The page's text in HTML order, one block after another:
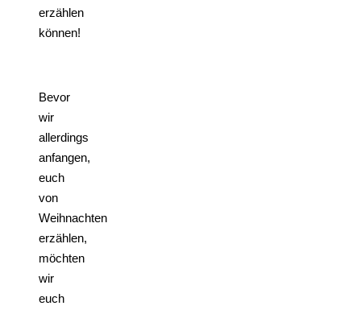
erzählen
können!
Bevor
wir
allerdings
anfangen,
euch
von
Weihnachten
erzählen,
möchten
wir
euch